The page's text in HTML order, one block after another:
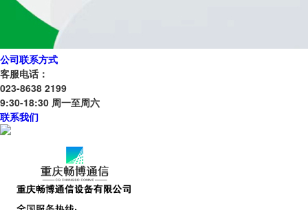
公司联系方式
客服电话：
023-8638 2199
9:30-18:30 周一至周六
联系我们